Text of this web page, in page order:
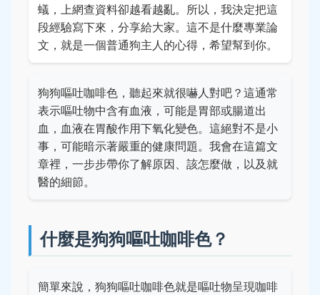
蟻，上網查資料卻越看越亂。所以，我決定把這
段經驗寫下來，分享給大家。這不是什麼專業論
文，就是一個普通狗主人的心得，希望幫到你。
狗狗嘔吐咖啡色，聽起來就很嚇人對吧？這通常
表示嘔吐物中含有血液，可能是胃部或腸道出
血，血液在胃酸作用下氧化變色。這絕對不是小
事，可能暗示著嚴重的健康問題。我會在這篇文
章裡，一步步帶你了解原因、該怎麼做，以及就
醫的細節。
什麼是狗狗嘔吐咖啡色？
簡單來說，狗狗嘔吐咖啡色就是嘔吐物呈現咖啡